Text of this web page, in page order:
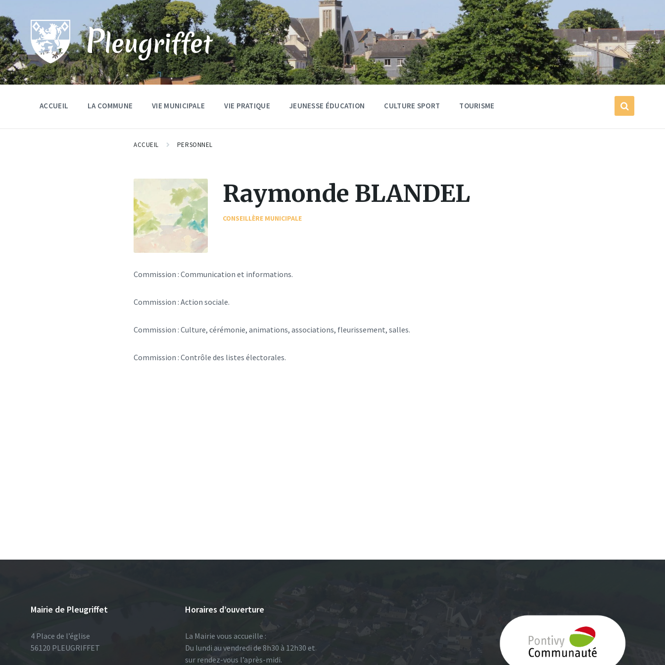
to
content
to
main
navigation
to
footer
Pleugriffet
ACCUEIL LA COMMUNE VIE MUNICIPALE VIE PRATIQUE JEUNESSE ÉDUCATION CULTURE SPORT TOURISME
ACCUEIL PERSONNEL
Raymonde BLANDEL
CONSEILLÈRE MUNICIPALE
Commission : Communication et informations.
Commission : Action sociale.
Commission : Culture, cérémonie, animations, associations, fleurissement, salles.
Commission : Contrôle des listes électorales.
Mairie de Pleugriffet
4 Place de l’église
56120 PLEUGRIFFET
Horaires d’ouverture
La Mairie vous accueille :
Du lundi au vendredi de 8h30 à 12h30 et
sur rendez-vous l’après-midi.